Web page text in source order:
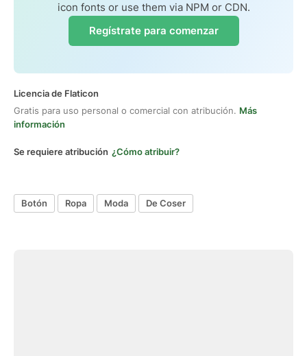
icon fonts or use them via NPM or CDN.
Regístrate para comenzar
Licencia de Flaticon
Gratis para uso personal o comercial con atribución. Más
información
Se requiere atribución ¿Cómo atribuir?
Botón Ropa Moda De Coser